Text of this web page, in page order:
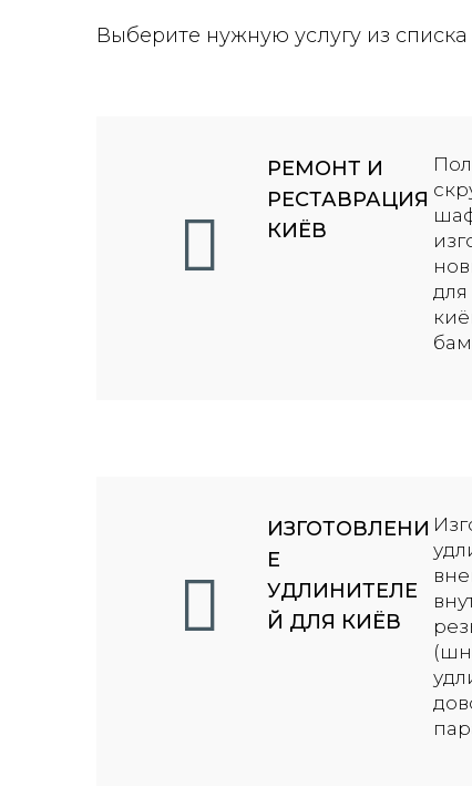
Выберите нужную услугу из
РЕМОНТ И
РЕСТАВРАЦИЯ
КИЁВ
ИЗГОТОВЛЕНИ
Е
УДЛИНИТЕЛЕ
Й ДЛЯ КИЁВ